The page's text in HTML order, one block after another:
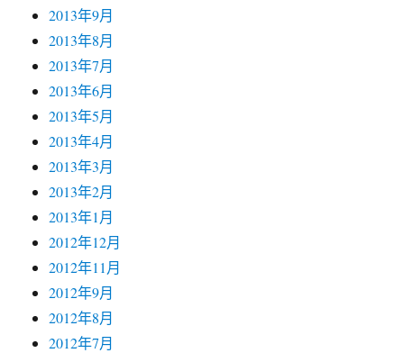
2013年9月
2013年8月
2013年7月
2013年6月
2013年5月
2013年4月
2013年3月
2013年2月
2013年1月
2012年12月
2012年11月
2012年9月
2012年8月
2012年7月